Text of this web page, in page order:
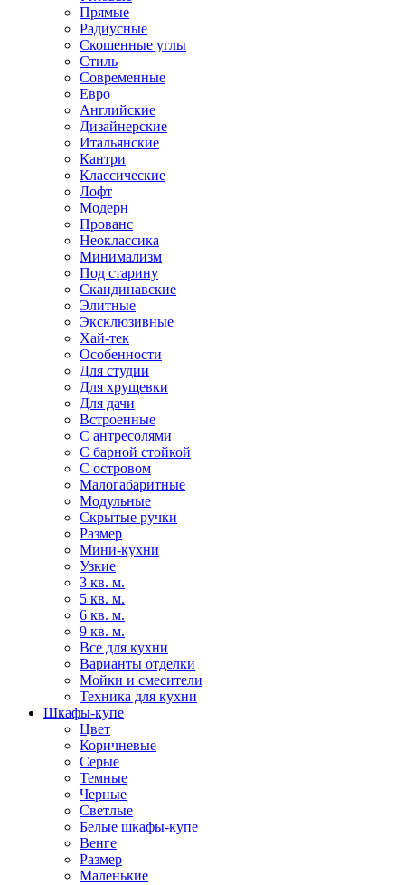
Прямые
Радиусные
Скошенные углы
Стиль
Современные
Евро
Английские
Дизайнерские
Итальянские
Кантри
Классические
Лофт
Модерн
Прованс
Неоклассика
Минимализм
Под старину
Скандинавские
Элитные
Эксклюзивные
Хай-тек
Особенности
Для студии
Для хрущевки
Для дачи
Встроенные
С антресолями
С барной стойкой
С островом
Малогабаритные
Модульные
Скрытые ручки
Размер
Мини-кухни
Узкие
3 кв. м.
5 кв. м.
6 кв. м.
9 кв. м.
Все для кухни
Варианты отделки
Мойки и смесители
Техника для кухни
Шкафы-купе
Цвет
Коричневые
Серые
Темные
Черные
Светлые
Белые шкафы-купе
Венге
Размер
Маленькие